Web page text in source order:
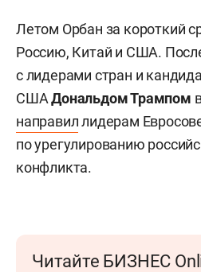
Летом Орбан за короткий
Россию, Китай и США.
с лидерами стран и
СШАДональдом Трампом
направиллидерам
по урегулированию
конфликта.
Читайте БИЗНЕС